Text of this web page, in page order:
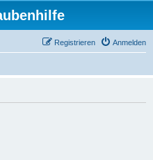
Anmelden
Registrieren